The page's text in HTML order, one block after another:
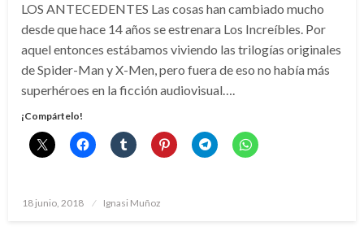
LOS ANTECEDENTES Las cosas han cambiado mucho
desde que hace 14 años se estrenara Los Increíbles. Por
aquel entonces estábamos viviendo las trilogías originales
de Spider-Man y X-Men, pero fuera de eso no había más
superhéroes en la ficción audiovisual….
¡Compártelo!
Publicado
18 junio, 2018 Ignasi Muñoz